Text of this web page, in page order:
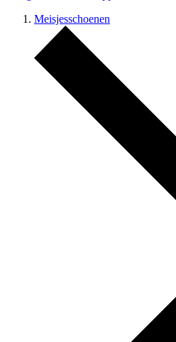
Meisjesschoenen